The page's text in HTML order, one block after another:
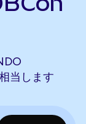
当します